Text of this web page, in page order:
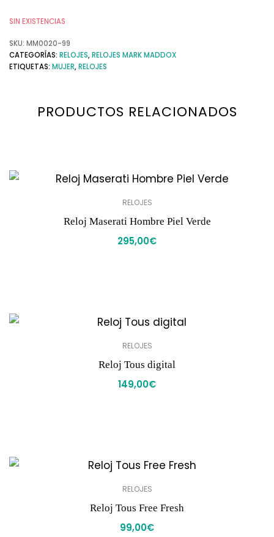
SIN EXISTENCIAS
SKU: MM0020-99
CATEGORÍAS: RELOJES,RELOJES MARK MADDOX
ETIQUETAS: MUJER,RELOJES
PRODUCTOS RELACIONADOS
RELOJES
Reloj Maserati Hombre Piel Verde
295,00€
RELOJES
Reloj Tous digital
149,00€
RELOJES
Reloj Tous Free Fresh
99,00€